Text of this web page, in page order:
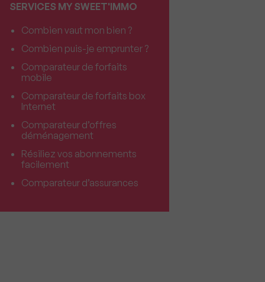
SERVICES MY SWEET'IMMO
Combien vaut mon bien ?
Combien puis-je emprunter ?
Comparateur de forfaits
mobile
Comparateur de forfaits box
Internet
Comparateur d’offres
déménagement
Résiliez vos abonnements
facilement
Comparateur d’assurances